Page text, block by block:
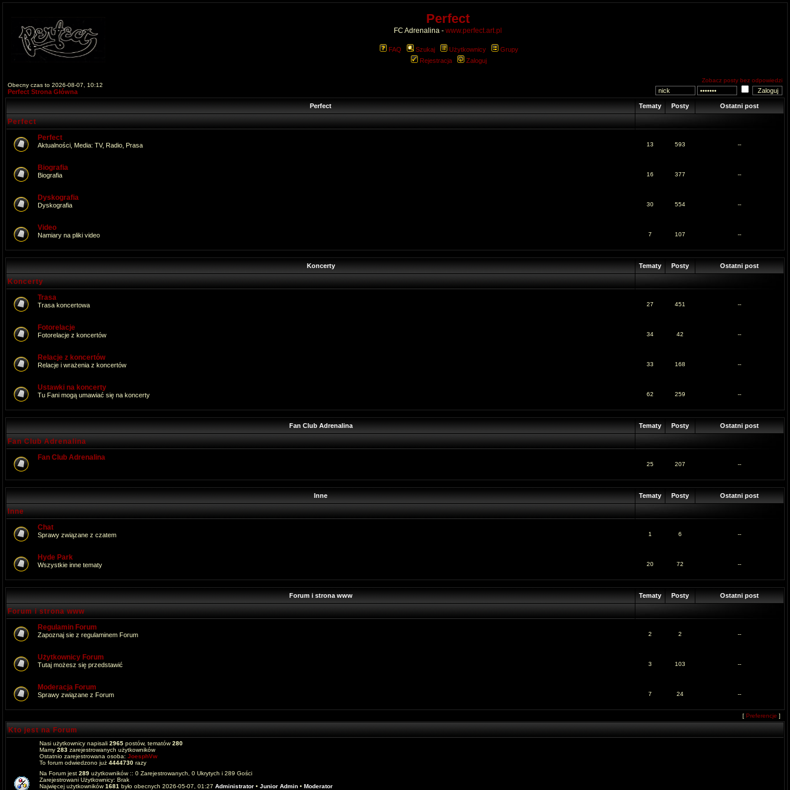
Perfect
FC Adrenalina - www.perfect.art.pl
FAQ Szukaj Użytkownicy
Grupy
Rejestracja
Zaloguj
Obecny czas to 2026-08-07, 10:12
Perfect Strona Główna
Zobacz posty bez odpowiedzi
Perfect Tematy Posty Ostatni post
Perfect
Perfect
Aktualności, Media: TV, Radio, Prasa 13 593 --
Biografia
Biografia 16 377 --
Dyskografia
Dyskografia 30 554 --
Video
Namiary na pliki video 7 107 --
Koncerty Tematy Posty Ostatni post
Koncerty
Trasa
Trasa koncertowa 27 451 --
Fotorelacje
Fotorelacje z koncertów 34 42 --
Relacje z koncertów
Relacje i wrażenia z koncertów 33 168 --
Ustawki na koncerty
Tu Fani mogą umawiać się na koncerty 62 259 --
Fan Club Adrenalina Tematy Posty Ostatni post
Fan Club Adrenalina
Fan Club Adrenalina
25 207 --
Inne Tematy Posty Ostatni post
Inne
Chat
Sprawy związane z czatem 1 6 --
Hyde Park
Wszystkie inne tematy 20 72 --
Forum i strona www Tematy Posty Ostatni post
Forum i strona www
Regulamin Forum
Zapoznaj sie z regulaminem Forum 2 2 --
Użytkownicy Forum
Tutaj możesz się przedstawić 3 103 --
Moderacja Forum
Sprawy związane z Forum 7 24 --
[ Preferencje ]
Kto jest na Forum
Nasi użytkownicy napisali 2965 postów, tematów280
Mamy 283 zarejestrowanych użytkowników
Ostatnio zarejestrowana osoba: JoesphVw
To forum odwiedzono już 4444730 razy
Na Forum jest 289 użytkowników :: 0 Zarejestrowanych, 0 Ukrytych i 289 Gości
Zarejestrowani Użytkownicy: Brak
Najwięcej użytkowników1681 było obecnych 2026-05-07, 01:27 Administrator • Junior Admin • Moderator